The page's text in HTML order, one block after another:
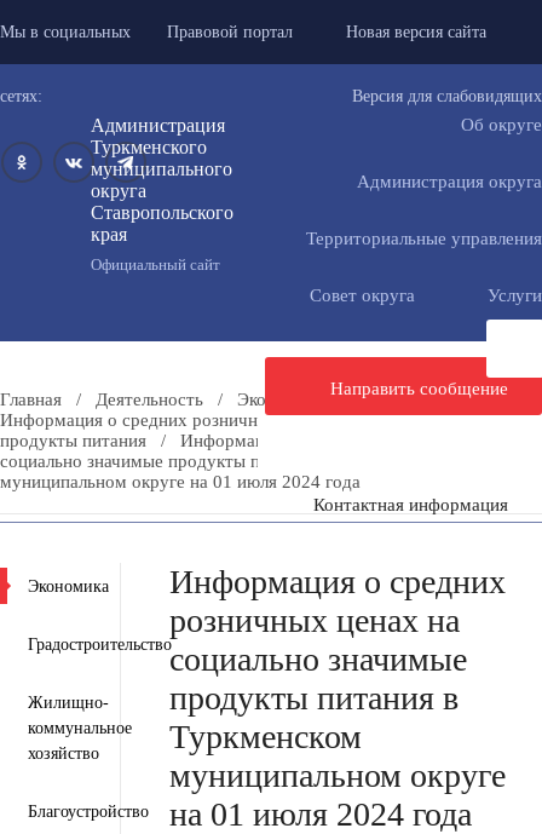
Мы в социальных
сетях:
Правовой портал Новая версия сайта
Версия для слабовидящих
Администрация
Туркменского
муниципального
округа
Ставропольского
края
Официальный сайт
Об округе
Администрация округа
Территориальные управления
Совет округа Услуги
Направить сообщение
Контактная информация
Главная / Деятельность / Экономика / Торговля
/
Информация о средних розничных ценах на социально значимые
продукты питания
/
Информация о средних розничных ценах на
социально значимые продукты питания в Туркменском
муниципальном округе на 01 июля 2024 года
Экономика
Градостроительство
Жилищно-
коммунальное
хозяйство
Благоустройство
Информация о средних
розничных ценах на
социально значимые
продукты питания в
Туркменском
муниципальном округе
на 01 июля 2024 года